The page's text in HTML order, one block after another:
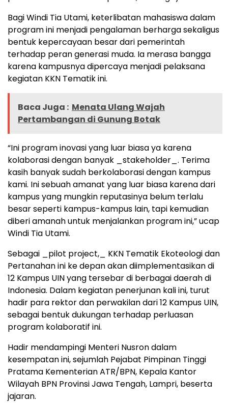
Bagi Windi Tia Utami, keterlibatan mahasiswa dalam
program ini menjadi pengalaman berharga sekaligus
bentuk kepercayaan besar dari pemerintah
terhadap peran generasi muda. Ia merasa bangga
karena kampusnya dipercaya menjadi pelaksana
kegiatan KKN Tematik ini.
Baca Juga : Menata Ulang Wajah
Pertambangan di Gunung Botak
“Ini program inovasi yang luar biasa ya karena
kolaborasi dengan banyak _stakeholder_. Terima
kasih banyak sudah berkolaborasi dengan kampus
kami. Ini sebuah amanat yang luar biasa karena dari
kampus yang mungkin reputasinya belum terlalu
besar seperti kampus-kampus lain, tapi kemudian
diberi amanah untuk menjalankan program ini,” ucap
Windi Tia Utami.
Sebagai _pilot project,_ KKN Tematik Ekoteologi dan
Pertanahan ini ke depan akan diimplementasikan di
12 Kampus UIN yang tersebar di berbagai daerah di
Indonesia. Dalam kegiatan penerjunan kali ini, turut
hadir para rektor dan perwakilan dari 12 Kampus UIN,
sebagai bentuk dukungan terhadap perluasan
program kolaboratif ini.
Hadir mendampingi Menteri Nusron dalam
kesempatan ini, sejumlah Pejabat Pimpinan Tinggi
Pratama Kementerian ATR/BPN, Kepala Kantor
Wilayah BPN Provinsi Jawa Tengah, Lampri, beserta
jajaran.